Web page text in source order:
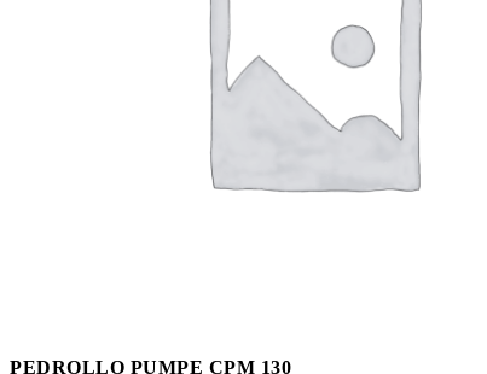
PEDROLLO PUMPE CPM 130